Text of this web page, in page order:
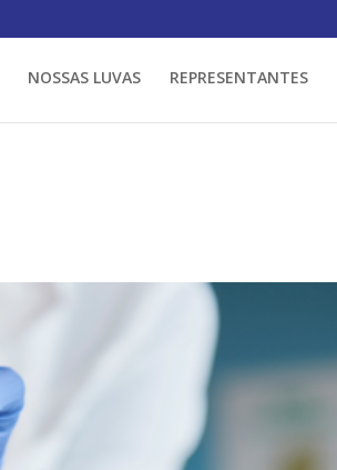
NOSSAS LUVAS REPRESENTANTES